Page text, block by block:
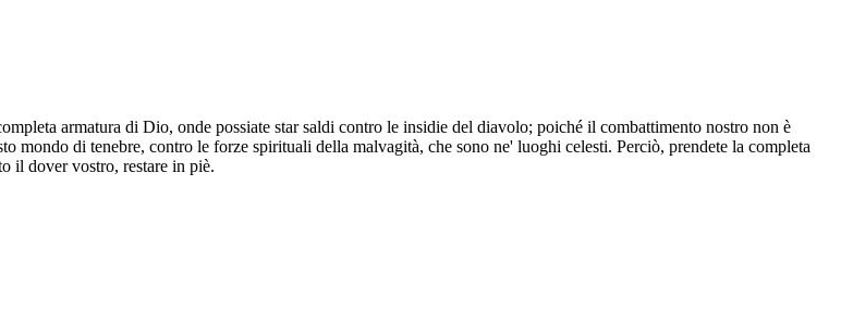
armatura di Dio, onde possiate star saldi contro le insidie del diavolo; poiché il combattimento nostro non è
mondo di tenebre, contro le forze spirituali della malvagità, che sono ne' luoghi celesti. Perciò, prendete la completa
il dover vostro, restare in piè.